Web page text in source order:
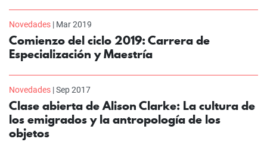
Novedades | Mar 2019
Comienzo del ciclo 2019: Carrera de
Especialización y Maestría
Novedades | Sep 2017
Clase abierta de Alison Clarke: La cultura de
los emigrados y la antropología de los
objetos